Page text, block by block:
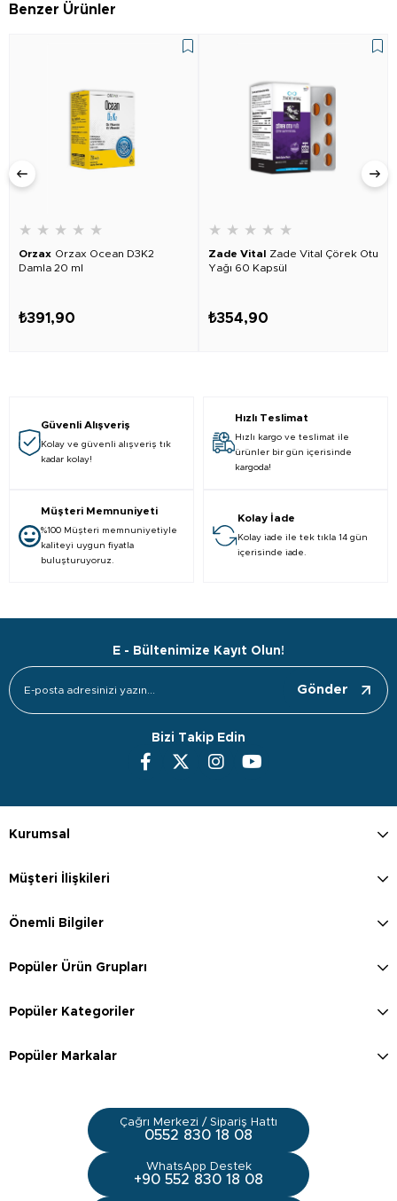
Benzer Ürünler
★ ★ ★ ★ ★
Orzax Orzax Ocean D3K2
Damla 20 ml
₺391,90
★ ★ ★ ★ ★
Zade Vital Zade Vital Çörek Otu
Yağı 60 Kapsül
₺354,90
Güvenli Alışveriş
Kolay ve güvenli alışveriş tık
kadar kolay!
Hızlı Teslimat
Hızlı kargo ve teslimat ile
ürünler bir gün içerisinde
kargoda!
Müşteri Memnuniyeti
%100 Müşteri memnuniyetiyle
kaliteyi uygun fiyatla
buluşturuyoruz.
Kolay İade
Kolay iade ile tek tıkla 14 gün
içerisinde iade.
E - Bültenimize Kayıt Olun!
Gönder
Bizi Takip Edin
Kurumsal
Müşteri İlişkileri
Önemli Bilgiler
Popüler Ürün Grupları
Popüler Kategoriler
Popüler Markalar
Çağrı Merkezi / Sipariş Hattı
0552 830 18 08
WhatsApp Destek
+90 552 830 18 08